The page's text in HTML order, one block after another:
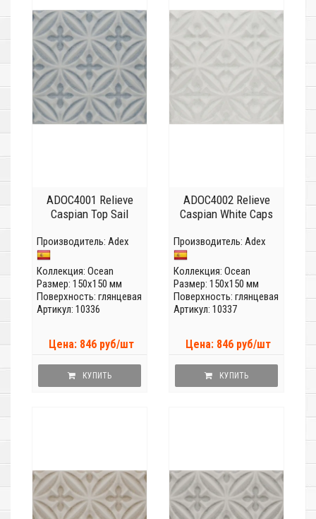
ADOC4001 Relieve
Caspian Top Sail
Производитель: Adex
Коллекция: Ocean
Размер: 150x150 мм
Поверхность: глянцевая
Артикул: 10336
Цена: 846 руб/шт
КУПИТЬ
ADOC4002 Relieve
Caspian White Caps
Производитель: Adex
Коллекция: Ocean
Размер: 150x150 мм
Поверхность: глянцевая
Артикул: 10337
Цена: 846 руб/шт
КУПИТЬ